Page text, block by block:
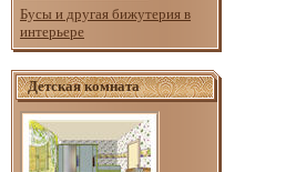
Бусы и другая бижутерия в
интерьере
Детская комната